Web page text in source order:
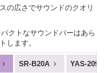
の広さでサウンドのクオリ
クトなサウンドバーはあら
します。
SR-B20A YAS-209